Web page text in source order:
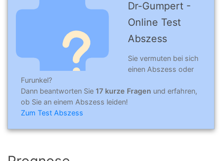
Dr-Gumpert -
Online Test
Abszess
Sie vermuten bei sich
einen Abszess oder
Furunkel?
Dann beantworten Sie 17 kurze Fragen und erfahren,
ob Sie an einem Abszess leiden!
Zum Test Abszess